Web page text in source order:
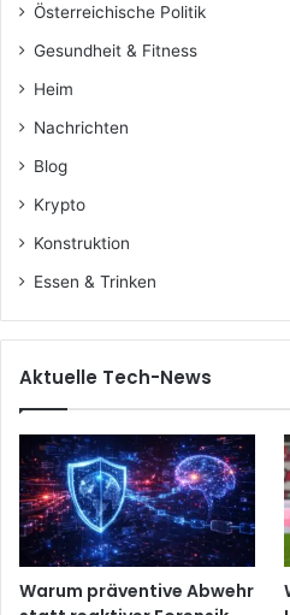
Österreichische Politik
Gesundheit & Fitness
Heim
Nachrichten
Blog
Krypto
Konstruktion
Essen & Trinken
Aktuelle Tech-News
Warum präventive Abwehr